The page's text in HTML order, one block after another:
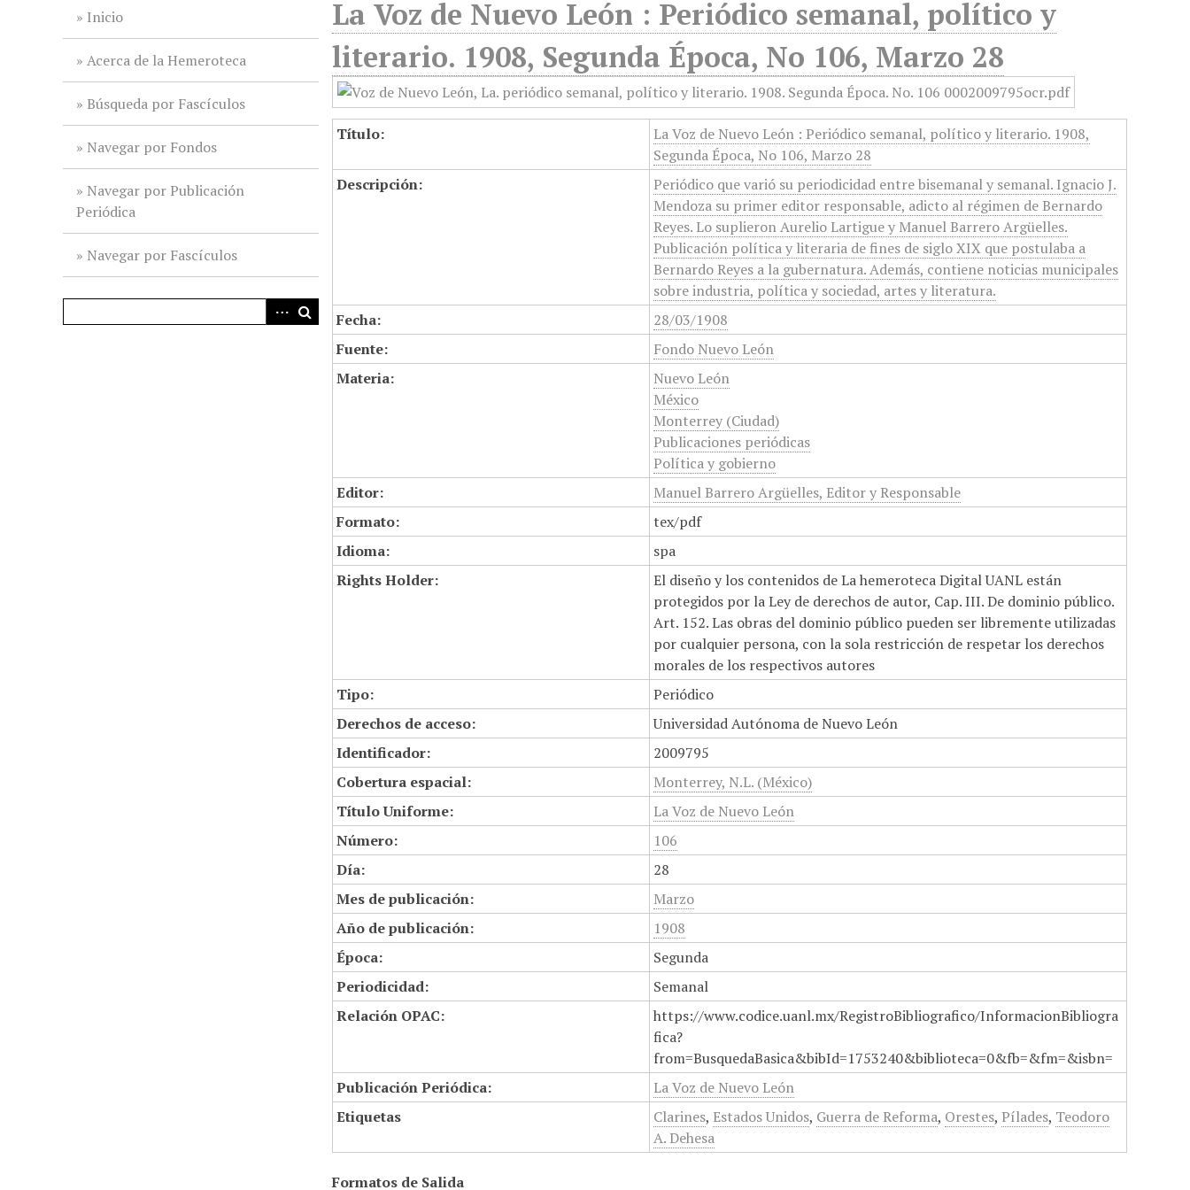
Inicio
Acerca de la Hemeroteca
Búsqueda por Fascículos
Navegar por Fondos
Navegar por Publicación
Periódica
Navegar por Fascículos
La Voz de Nuevo León : Periódico semanal, político y
literario. 1908, Segunda Época, No 106, Marzo 28
Título:
La Voz de Nuevo León : Periódico semanal, político y literario. 1908,
Segunda Época, No 106, Marzo 28
Descripción:
Periódico que varió su periodicidad entre bisemanal y semanal. Ignacio J.
Mendoza su primer editor responsable, adicto al régimen de Bernardo
Reyes. Lo suplieron Aurelio Lartigue y Manuel Barrero Argüelles.
Publicación política y literaria de fines de siglo XIX que postulaba a
Bernardo Reyes a la gubernatura. Además, contiene noticias municipales
sobre industria, política y sociedad, artes y literatura.
Fecha:
28/03/1908
Fuente:
Fondo Nuevo León
Materia:
Nuevo León
México
Monterrey (Ciudad)
Publicaciones periódicas
Política y gobierno
Editor:
Manuel Barrero Argüelles, Editor y Responsable
Formato:
tex/pdf
Idioma:
spa
Rights Holder:
El diseño y los contenidos de La hemeroteca Digital UANL están
protegidos por la Ley de derechos de autor, Cap. III. De dominio público.
Art. 152. Las obras del dominio público pueden ser libremente utilizadas
por cualquier persona, con la sola restricción de respetar los derechos
morales de los respectivos autores
Tipo:
Periódico
Derechos de acceso:
Universidad Autónoma de Nuevo León
Identificador:
2009795
Cobertura espacial:
Monterrey, N.L. (México)
Título Uniforme:
La Voz de Nuevo León
Número:
106
Día:
28
Mes de publicación:
Marzo
Año de publicación:
1908
Época:
Segunda
Periodicidad:
Semanal
Relación OPAC:
https://www.codice.uanl.mx/RegistroBibliografico/InformacionBibliogra
fica?
from=BusquedaBasica&bibId=1753240&biblioteca=0&fb=&fm=&isbn=
Publicación Periódica:
La Voz de Nuevo León
Etiquetas
Clarines, Estados Unidos, Guerra de Reforma, Orestes, Pílades, Teodoro
A. Dehesa
Formatos de Salida